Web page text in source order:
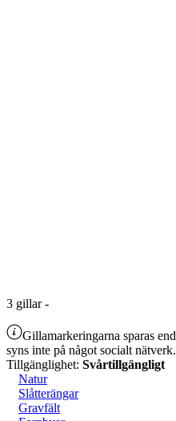
3 gillar-
Gillamarkeringarna sparas
syns inte på något socialt nätverk.
Tillgänglighet: Svårtillgängligt
Natur
Slåtterängar
Gravfält